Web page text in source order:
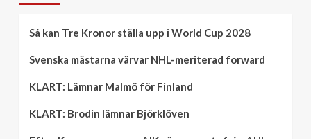
Så kan Tre Kronor ställa upp i World Cup 2028
Svenska mästarna värvar NHL-meriterad forward
KLART: Lämnar Malmö för Finland
KLART: Brodin lämnar Björklöven